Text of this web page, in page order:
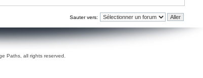
Sauter vers:
Paths, all rights reserved.